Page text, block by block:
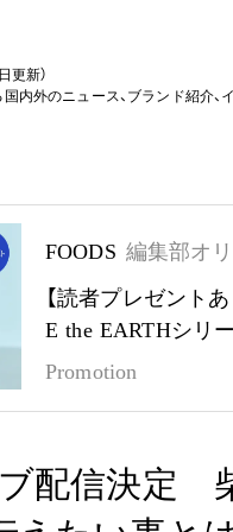
更新）
内外のニュース、ブランド紹介
FOODS 編集部オ
【読者プレゼント
E the EARTHシリ
Promotion
配信決定